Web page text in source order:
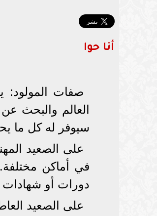
أنا حوا
صفات المولود:
العالم والبحث
سيوفر له كل ما
على الصعيد
في أماكن
دورات أو شهادات
على الصعيد